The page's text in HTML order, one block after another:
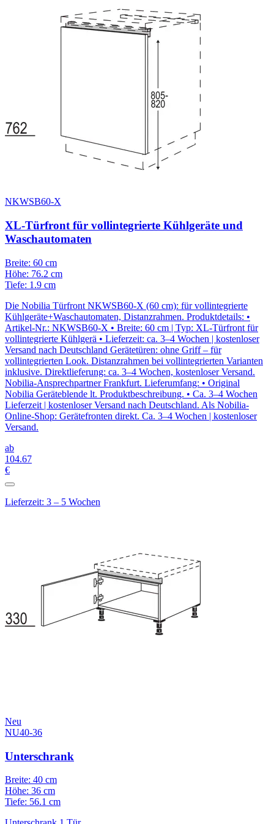
NKWSB60-X
XL-Türfront für vollintegrierte Kühlgeräte und
Waschautomaten
Breite: 60 cm
Höhe: 76.2 cm
Tiefe: 1.9 cm
Die Nobilia Türfront NKWSB60-X (60 cm): für vollintegrierte
Kühlgeräte+Waschautomaten, Distanzrahmen. Produktdetails: •
Artikel-Nr.: NKWSB60-X • Breite: 60 cm | Typ: XL-Türfront für
vollintegrierte Kühlgerä • Lieferzeit: ca. 3–4 Wochen | kostenloser
Versand nach Deutschland Gerätetüren: ohne Griff – für
vollintegrierten Look. Distanzrahmen bei vollintegrierten Varianten
inklusive. Direktlieferung: ca. 3–4 Wochen, kostenloser Versand.
Nobilia-Ansprechpartner Frankfurt. Lieferumfang: • Original
Nobilia Geräteblende lt. Produktbeschreibung. • Ca. 3–4 Wochen
Lieferzeit | kostenloser Versand nach Deutschland. Als Nobilia-
Online-Shop: Gerätefronten direkt. Ca. 3–4 Wochen | kostenloser
Versand.
ab
104.67
€
Lieferzeit: 3 – 5 Wochen
Neu
NU40-36
Unterschrank
Breite: 40 cm
Höhe: 36 cm
Tiefe: 56.1 cm